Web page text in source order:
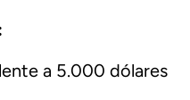
a 5.000 dólares